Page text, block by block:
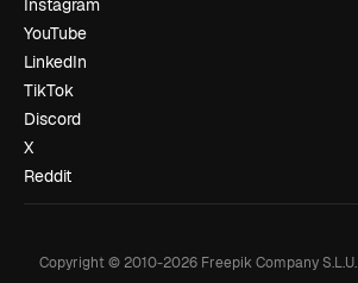
Instagram
YouTube
LinkedIn
TikTok
Discord
X
Reddit
Copyright © 2010-2026Freepik Company S.L.U.